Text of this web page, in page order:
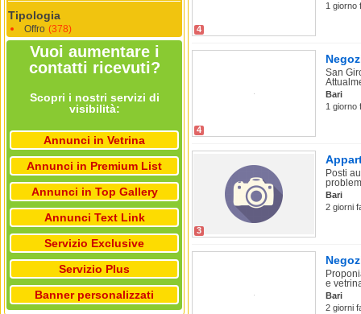
Tipologia
Offro (378)
Vuoi aumentare i
contatti ricevuti?
Scopri i nostri servizi di
visibilità:
Annunci in Vetrina
Annunci in Premium List
Annunci in Top Gallery
Annunci Text Link
Servizio Exclusive
Servizio Plus
Banner personalizzati
4
1 giorno
4
San
Bari
1 giorno
3
Posti
Bari
2 giorni
e
Bari
2 giorni